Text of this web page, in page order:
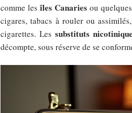
comme lesîles Canaries ou
cigares, tabacs à rouler ou
cigarettes. Lessubstituts
décompte, sous réserve de se